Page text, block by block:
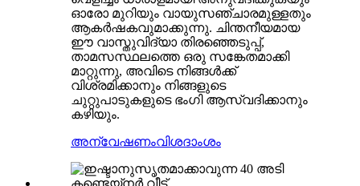
ഓരോ മുറിയും വായുസഞ്ചാരമുള്ളതും
ആകർഷകവുമാക്കുന്നു. ചിന്തനീയമായ
ഈ വാസ്തുവിദ്യാ തിരഞ്ഞെടുപ്പ്,
താമസസ്ഥലത്തെ ഒരു സങ്കേതമാക്കി
മാറ്റുന്നു, അവിടെ നിങ്ങൾക്ക്
വിശ്രമിക്കാനും നിങ്ങളുടെ
ചുറ്റുപാടുകളുടെ ഭംഗി ആസ്വദിക്കാനും
കഴിയും.
അന്വേഷണംവിശദാംശം